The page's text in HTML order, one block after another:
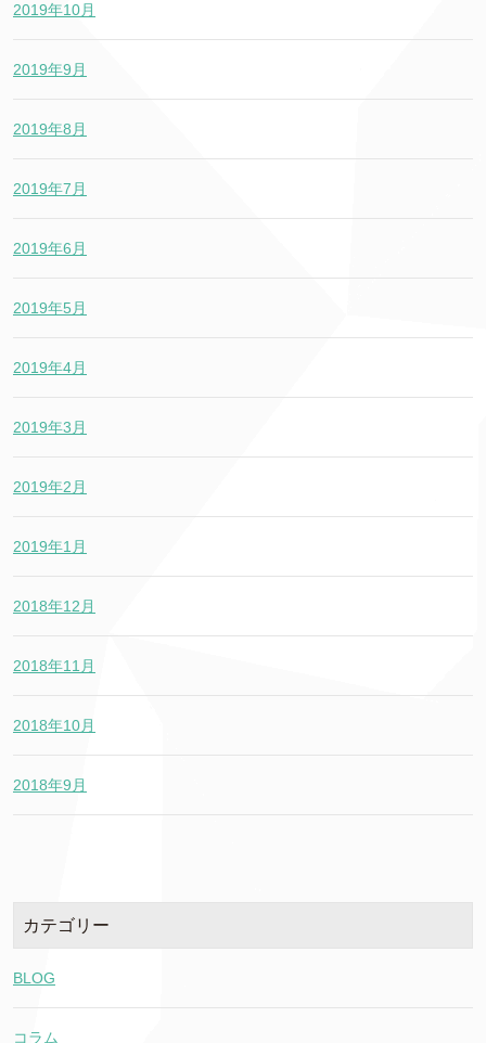
2019年10月
2019年9月
2019年8月
2019年7月
2019年6月
2019年5月
2019年4月
2019年3月
2019年2月
2019年1月
2018年12月
2018年11月
2018年10月
2018年9月
カテゴリー
BLOG
コラム